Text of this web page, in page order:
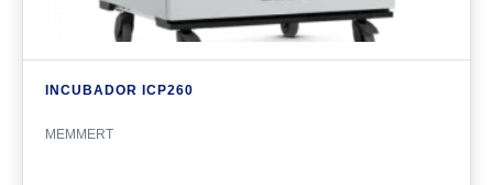
INCUBADOR ICP260
MEMMERT